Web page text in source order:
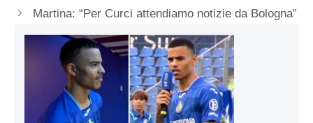
Martina: “Per Curci attendiamo notizie da Bologna”